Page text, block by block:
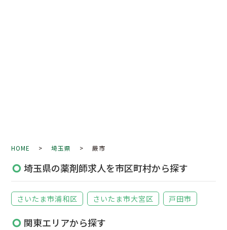
HOME >埼玉県 > 蕨市
埼玉県の薬剤師求人を市区町村から探す
さいたま市浦和区 さいたま市大宮区 戸田市
関東エリアから探す